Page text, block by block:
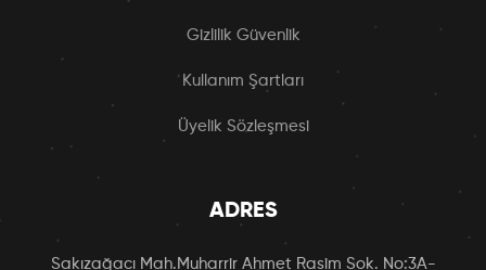
Gizlilik Güvenlik
Kullanım Şartları
Üyelik Sözleşmesi
ADRES
Sakızağacı Mah.Muharrir Ahmet Rasim Sok. No:3A-